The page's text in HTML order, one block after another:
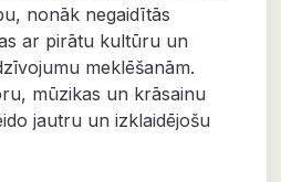
nonāk negaidītās
ar pirātu kultūru un
meklēšanām.
mūzikas un krāsainu
jautru un izklaidējošu